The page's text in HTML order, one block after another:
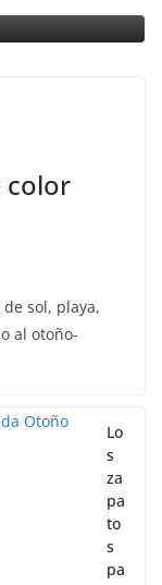
color
sol, playa,
al otoño-
Lo
s
za
pa
to
s
pa